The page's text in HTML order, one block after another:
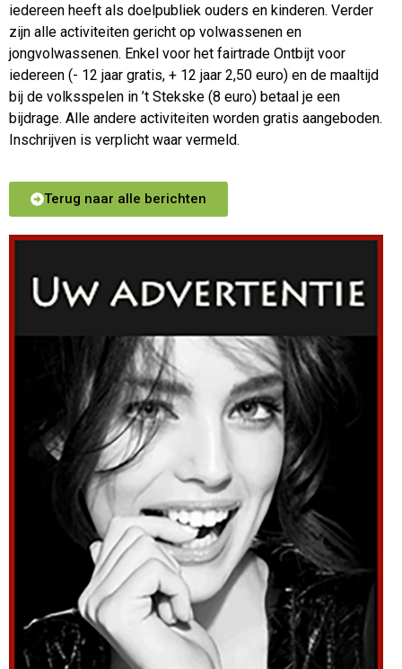
iedereen heeft als doelpubliek ouders en kinderen. Verder
zijn alle activiteiten gericht op volwassenen en
jongvolwassenen. Enkel voor het fairtrade Ontbijt voor
iedereen (- 12 jaar gratis, + 12 jaar 2,50 euro) en de maaltijd
bij de volksspelen in ’t Stekske (8 euro) betaal je een
bijdrage. Alle andere activiteiten worden gratis aangeboden.
Inschrijven is verplicht waar vermeld.
Terug naar alle berichten